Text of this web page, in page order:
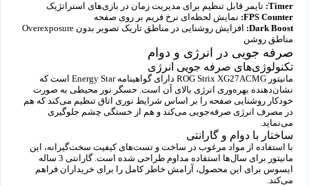
Timer: تایمر قابل تنظیم برای مدیریت زمان در بازی‌های استراتژیک
FPS Counter: نمایش لحظه‌ای نرخ فریم بر روی صفحه
Dark Boost:
افزایش روشنایی در مناطق تاریک تصویر بدون Overexposure
مناطق روشن
صرفه جویی در انرژی و دوام
تکنولوژی‌های صرفه جویی انرژی
مانیتور ROG Strix XG27ACMG دارای گواهینامه Energy Star است که
نشان‌دهنده بهره‌وری انرژی بالای آن است. حسگر نور محیطی به صورت
خودکار روشنایی صفحه را بر اساس شرایط نوری اتاق تنظیم می‌کند که هم
در مصرف انرژی صرفه‌جویی می‌کند و هم از خستگی چشم جلوگیری
می‌نماید.
ساختار با دوام و گارانتی
با استفاده از مواد مرغوب در ساخت و تست‌های کیفیت سخت‌گیرانه، این
مانیتور برای سال‌ها استفاده مداوم طراحی شده است. گارانتی 3 ساله
ایسوس برای این محصول، آرامش خاطر کامل را برای خریداران فراهم
می‌کند.